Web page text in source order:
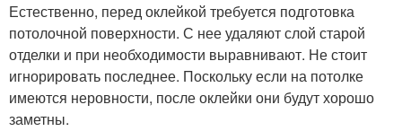
Естественно, перед оклейкой требуется подготовка
потолочной поверхности. С нее удаляют слой старой
отделки и при необходимости выравнивают. Не стоит
игнорировать последнее. Поскольку если на потолке
имеются неровности, после оклейки они будут хорошо
заметны.